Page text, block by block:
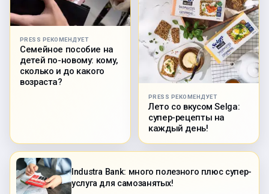
PRESS РЕКОМЕНДУЕТ
Семейное пособие на
детей по-новому: кому,
сколько и до какого
возраста?
PRESS РЕКОМЕНДУЕТ
Лето со вкусом Selga:
супер-рецепты на
каждый день!
Industra Bank: много полезного плюс супер-
услуга для самозанятых!